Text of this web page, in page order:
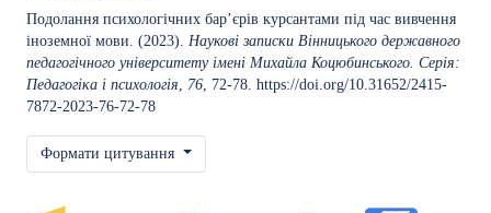
Подолання психологічних бар’єрів курсантами під час вивчення
іноземної мови. (2023). Наукові записки Вінницького державного
педагогічного університету імені Михайла Коцюбинського. Серія:
Педагогіка і психологія
76 , 72-78. https://doi.org/10.31652/2415-
7872-2023-76-72-78
Формати цитування